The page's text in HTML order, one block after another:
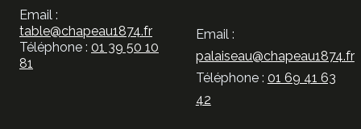
Email :
table@chapeau1874.fr
Téléphone : 01 39 50 10
81
Email :
palaiseau@chapeau1874.fr
Téléphone : 01 69 41 63
42